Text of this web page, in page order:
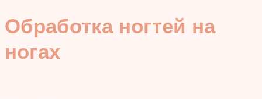
Обработка ногтей на
ногах